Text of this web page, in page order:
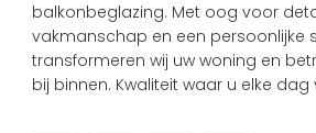
balkonbeglazing. Met oog voor
vakmanschap en een persoonlijke
transformeren wij uw woning en
bij binnen. Kwaliteit waar u elke dag